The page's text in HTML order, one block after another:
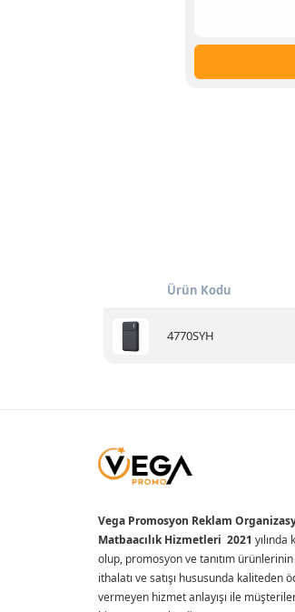
Ürün Kodu
4770SYH
Vega Promosyon Reklam
Matbaacılık Hizmetleri 2021 yılında
olup, promosyon ve tanıtım ürünlerinin
ithalatı ve satışı hususunda kaliteden
vermeyen hizmet anlayışı ile